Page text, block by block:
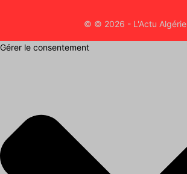
© © 2026 - L'Actu Algérie
Gérer le consentement